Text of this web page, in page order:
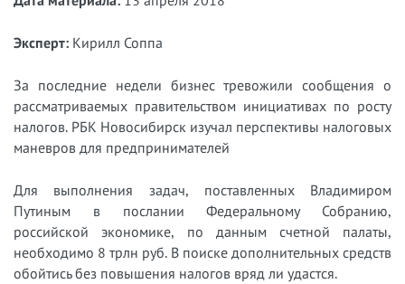
Эксперт: Кирилл Соппа
За последние недели бизнес тревожили сообщения о
рассматриваемых правительством инициативах по росту
налогов. РБК Новосибирск изучал перспективы налоговых
маневров для предпринимателей
Для выполнения задач, поставленных Владимиром
Путиным в послании Федеральному Собранию,
российской экономике, по данным счетной палаты,
необходимо 8 трлн руб. В поиске дополнительных средств
обойтись без повышения налогов вряд ли удастся.